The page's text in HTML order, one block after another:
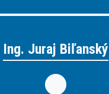
Ing. Juraj Biľanský
Ing. Juraj Biľanský
funkcia: výchovný poradca
elektrotechnické predmety